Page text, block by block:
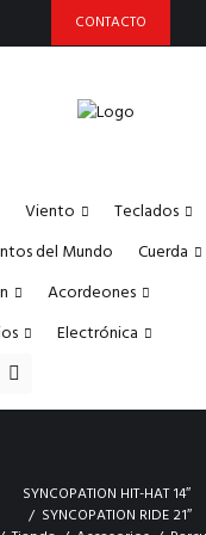
CONTACTO
Viento
Teclados
del Mundo
Cuerda
Acordeones
Electrónica
SYNCOPATION HIT-HAT 14″
SYNCOPATION RIDE 21″